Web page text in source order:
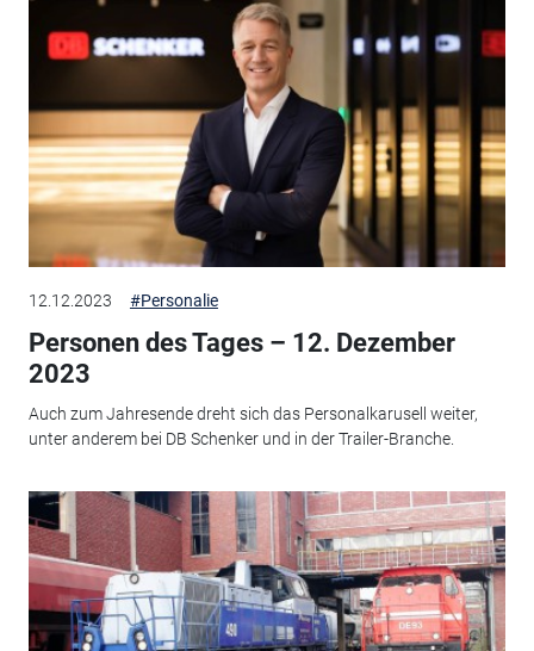
12.12.2023 #Personalie
Personen des Tages – 12. Dezember
2023
Auch zum Jahresende dreht sich das Personalkarusell weiter,
unter anderem bei DB Schenker und in der Trailer-Branche.